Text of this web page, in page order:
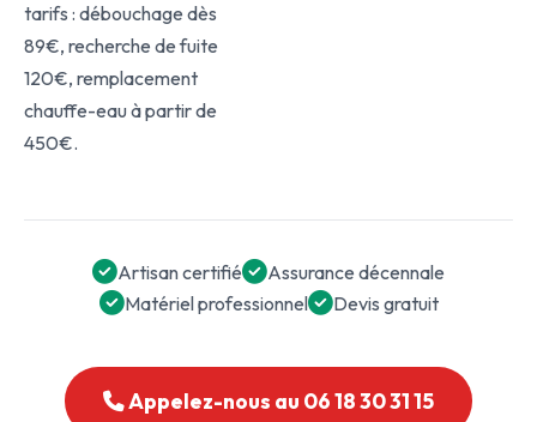
tarifs : débouchage dès
89€, recherche de fuite
120€, remplacement
chauffe-eau à partir de
450€.
Artisan certifié
Assurance décennale
Matériel professionnel
Devis gratuit
Appelez-nous au 06 18 30 31 15